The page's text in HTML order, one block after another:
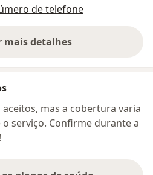
de telefone
mais detalhes
sobre o endereço
mas a cobertura varia
serviço. Confirme durante a